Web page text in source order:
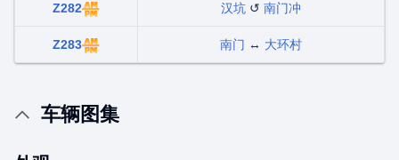
Z282 汉坑 ↺ 南门冲
Z283 南门 ↔ 大环村
车辆图集